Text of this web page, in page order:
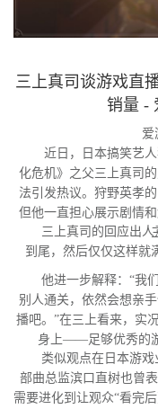
三上真司谈游戏直
销量 -
爱
近日，日本搞笑艺人
化危机》之父三上真司
法引发热议。狩野英孝
但他一直担心展示剧情
三上真司的回应出人
到尾，然后仅仅这样就
他进一步解释：“我们
别人通关，依然会想亲
播吧。”在三上看来，实
身上——足够优秀的
类似观点在日本游戏
部曲总监滨口直树也曾
需要进化到让观众“看完